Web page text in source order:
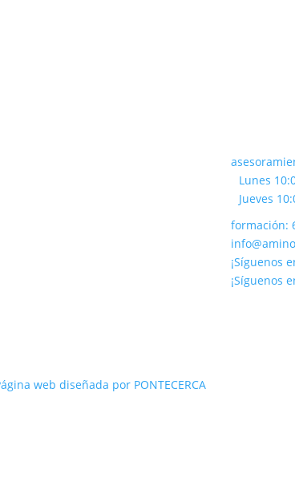
Lunes
Jueves
formación:
¡Síguenos
¡Síguenos
web diseñada por PONTECERCA